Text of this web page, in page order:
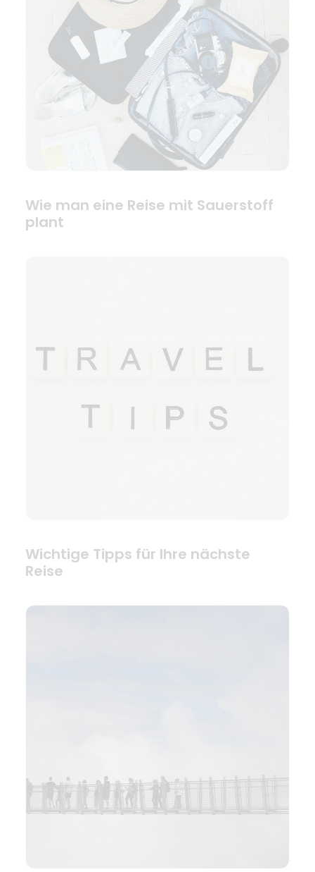
Wie man eine Reise mit Sauerstoff
plant
Wichtige Tipps für Ihre nächste
Reise